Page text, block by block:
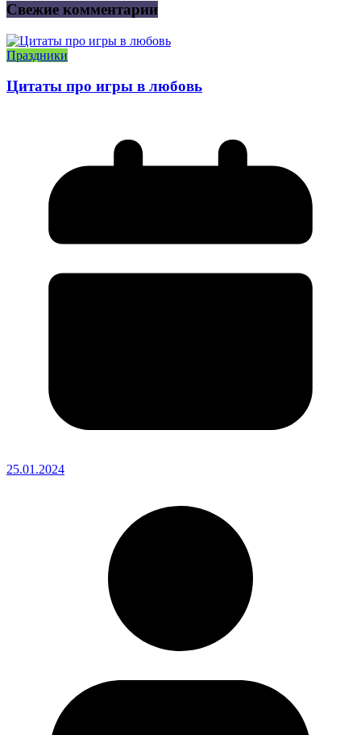
Свежие комментарии
Праздники
Цитаты про игры в любовь
25.01.2024